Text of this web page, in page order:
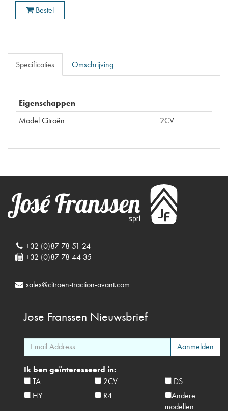
Bestel
Specificaties Omschrijving
Eigenschappen
Model Citroën
2CV
+32 (0)87 78 51 24
+32 (0)87 78 44 35
sales@citroen-traction-avant.com
Jose Franssen Nieuwsbrief
Ik ben geïnteresseerd in:
TA
2CV
DS
HY
R4
Andere
modellen